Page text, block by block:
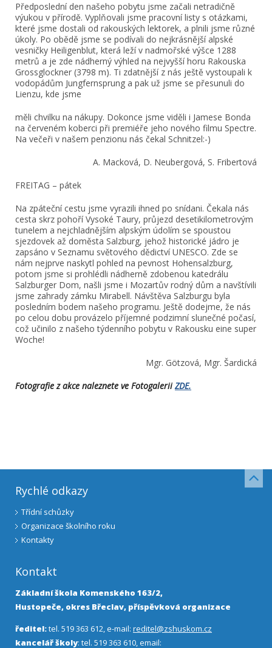
Předposlední den našeho pobytu jsme začali netradičně
výukou v přírodě. Vyplňovali jsme pracovní listy s otázkami,
které jsme dostali od rakouských lektorek, a plnili jsme různé
úkoly. Po obědě jsme se podívali do nejkrásnější alpské
vesničky Heiligenblut, která leží v nadmořské výšce 1288
metrů a je zde nádherný výhled na nejvyšší horu Rakouska
Grossglockner (3798 m). Ti zdatnější z nás ještě vystoupali k
vodopádům Jungfernsprung a pak už jsme se přesunuli do
Lienzu, kde jsme
měli chvilku na nákupy. Dokonce jsme viděli i Jamese Bonda
na červeném koberci při premiéře jeho nového filmu Spectre.
Na večeři v našem penzionu nás čekal Schnitzel:-)
A. Macková, D. Neubergová, S. Fribertová
FREITAG – pátek
Na zpáteční cestu jsme vyrazili ihned po snídani. Čekala nás
cesta skrz pohoří Vysoké Taury, průjezd desetikilometrovým
tunelem a nejchladnějším alpským údolím se spoustou
sjezdovek až doměsta Salzburg, jehož historické jádro je
zapsáno v Seznamu světového dědictví UNESCO. Zde se
nám nejprve naskytl pohled na pevnost Hohensalzburg,
potom jsme si prohlédli nádherně zdobenou katedrálu
Salzburger Dom, našli jsme i Mozartův rodný dům a navštívili
jsme zahrady zámku Mirabell. Návštěva Salzburgu byla
posledním bodem našeho programu. Ještě dodejme, že nás
po celou dobu provázelo příjemné podzimní slunečné počasí,
což učinilo z našeho týdenního pobytu v Rakousku eine super
Woche!
Mgr. Götzová, Mgr. Šardická
Fotografie z akce naleznete ve FotogaleriiZDE.
Rychlé odkazy
Třídní schůzky
Organizace školního roku
Kontakty
Kontakt
Základní škola Komenského 163/2,
Hustopeče, okres Břeclav, příspěvková organizace
ředitel:tel. 519 363 612, e-mail: reditel@zshuskom.cz
kancelář školy: tel. 519 363 610, email: